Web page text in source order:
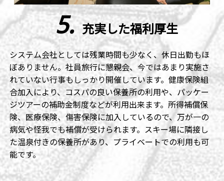
5. 充実した福利厚生
システム会社としては残業時間も少なく、休日出勤もほ
ぼありません。社員旅行に懇親会、今ではあまり実施さ
れていない行事もしっかり開催しています。健康保険組
合加入により、コスパの良い保養所の利用や、パッケー
ジツアーの補助金制度などが利用出来ます。所得補償保
険、医療保険、傷害保険に加入しているので、万が一の
病気や怪我でも補償が受けられます。スキー場に隣接し
た温泉付きの保養所があり、プライベートでの利用も可
能です。